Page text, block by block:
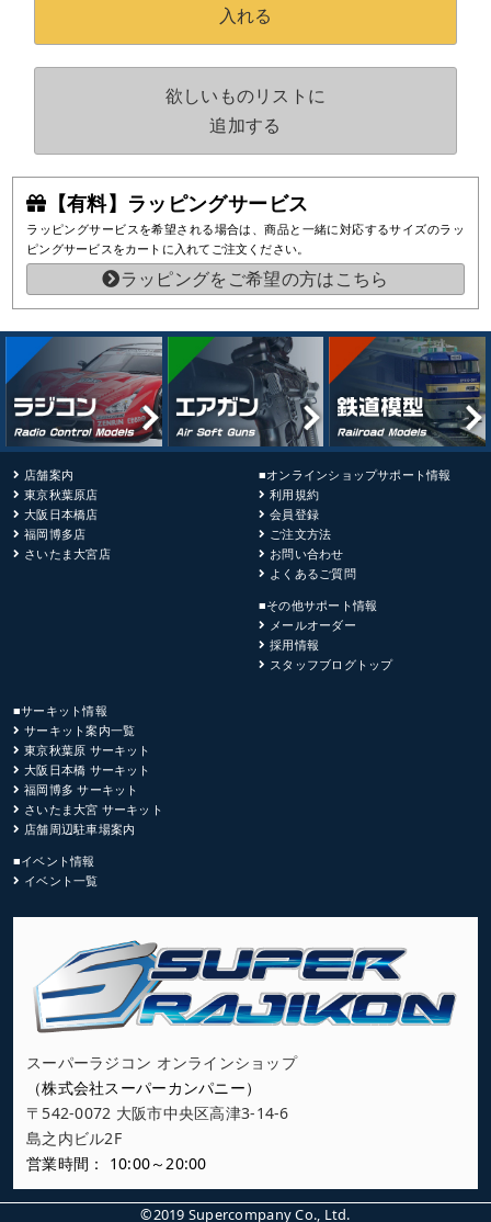
【有料】ラッピングサービス
ラッピングサービスを希望される場合は、商品と一緒に対応するサイズのラッ
ピングサービスをカートに入れてご注文ください。
ラッピングをご希望の方はこちら
入れる
欲しいものリストに
追加する
店舗案内
東京秋葉原店
大阪日本橋店
福岡博多店
さいたま大宮店
■オンラインショップサポート情報
利用規約
会員登録
ご注文方法
お問い合わせ
よくあるご質問
■その他サポート情報
メールオーダー
採用情報
スタッフブログトップ
■サーキット情報
サーキット案内一覧
東京秋葉原 サーキット
大阪日本橋 サーキット
福岡博多 サーキット
さいたま大宮 サーキット
店舗周辺駐車場案内
■イベント情報
イベント一覧
スーパーラジコン オンラインショップ
（株式会社スーパーカンパニー）
〒542-0072 大阪市中央区高津3-14-6
島之内ビル2F
営業時間： 10:00～20:00
©2019 Supercompany Co., Ltd.